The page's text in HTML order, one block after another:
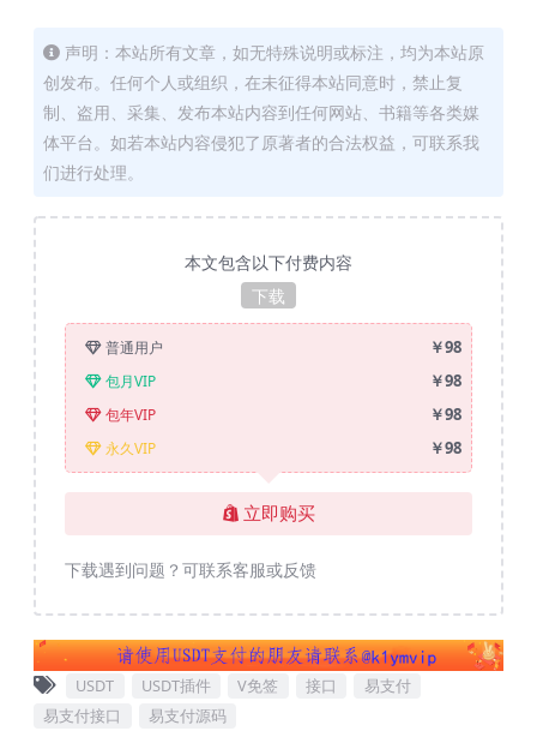
声明：本站所有文章，如无特殊说明或标注，均为本站原
创发布。任何个人或组织，在未征得本站同意时，禁止复
制、盗用、采集、发布本站内容到任何网站、书籍等各类媒
体平台。如若本站内容侵犯了原著者的合法权益，可联系我
们进行处理。
本文包含以下付费内容
下载
普通用户 ￥98
包月VIP ￥98
包年VIP ￥98
永久VIP ￥98
立即购买
下载遇到问题？可联系客服或反馈
USDT USDT插件 V免签 接口
易支付
易支付接口
易支付源码